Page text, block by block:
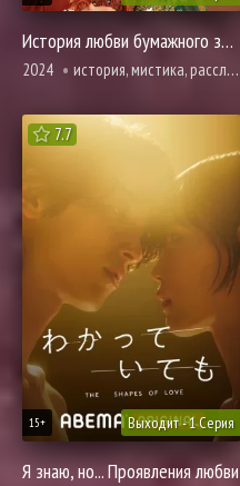
История любви бумажного зонта
2024 история, мистика, расследование, романтика, фэнтези
7.7
Выходит - 1 Серия
15+
Я знаю, но... Проявления любви